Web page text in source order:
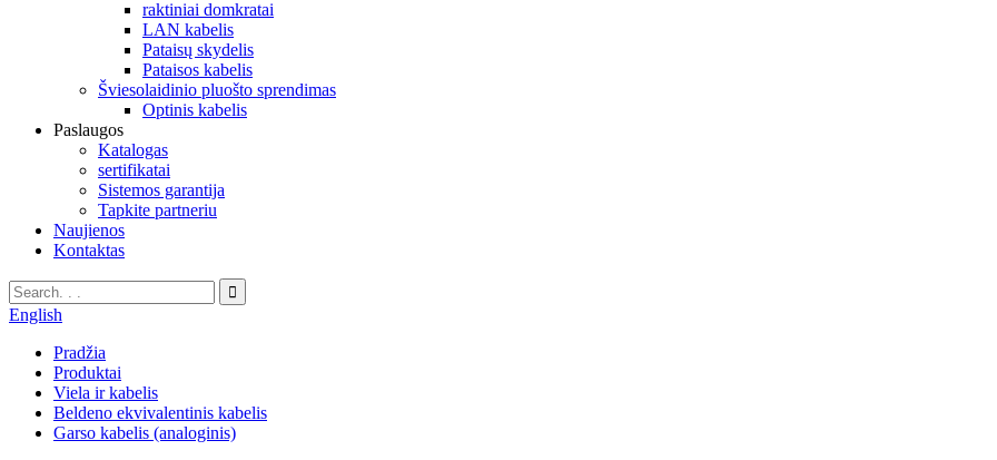
raktiniai domkratai
LAN kabelis
Pataisų skydelis
Pataisos kabelis
Šviesolaidinio pluošto sprendimas
Optinis kabelis
Paslaugos
Katalogas
sertifikatai
Sistemos garantija
Tapkite partneriu
Naujienos
Kontaktas
English
Pradžia
Produktai
Viela ir kabelis
Beldeno ekvivalentinis kabelis
Garso kabelis (analoginis)